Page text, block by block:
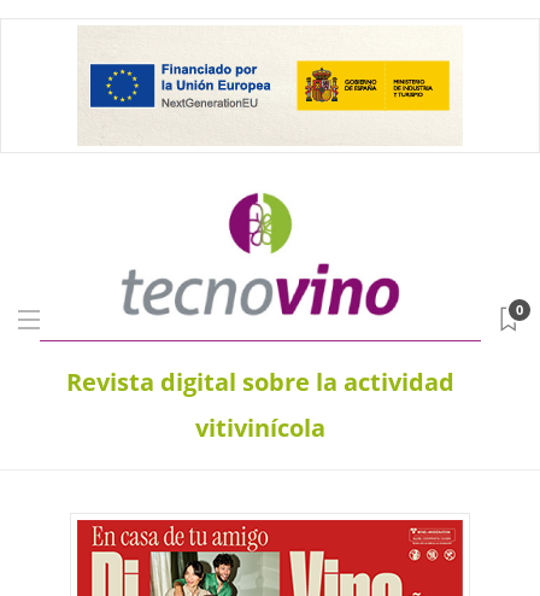
Revista digital sobre la actividad
vitivinícola
0